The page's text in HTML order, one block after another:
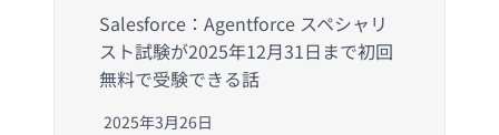
Salesforce：Agentforce スペシャリ
スト試験が2025年12月31日まで初回
無料で受験できる話
2025年3月26日